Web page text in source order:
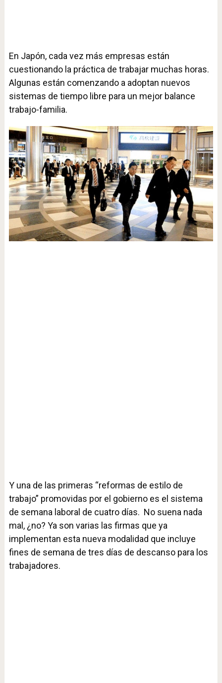
En Japón, cada vez más empresas están
cuestionando la práctica de trabajar muchas horas.
Algunas están comenzando a adoptan nuevos
sistemas de tiempo libre para un mejor balance
trabajo-familia.
Y una de las primeras “reformas de estilo de
trabajo” promovidas por el gobierno es el sistema
de semana laboral de cuatro días. No suena nada
mal, ¿no? Ya son varias las firmas que ya
implementan esta nueva modalidad que incluye
fines de semana de tres días de descanso para los
trabajadores.